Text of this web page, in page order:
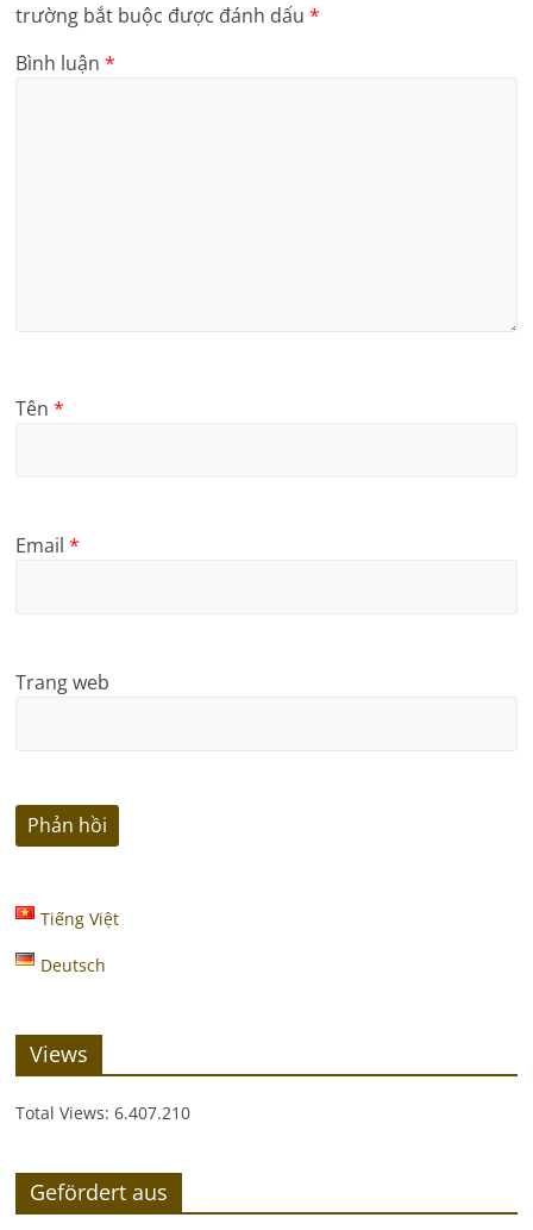
trường bắt buộc được đánh dấu*
Bình luận*
Tên*
Email*
Trang web
Tiếng Việt
Deutsch
Views
Total Views:6.407.210
Gefördert aus